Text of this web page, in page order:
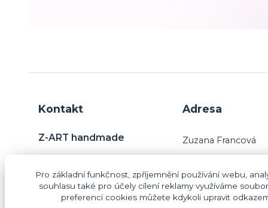
Adresa
Zuzana Francová
29445 Jabkenice
IČO: 87406187
Kontakt
Z-ART handmade
Zuzana Francová
Pro základní funkčnost, zpříjemnění používání webu,
souhlasu také pro účely cílení reklamy využíváme
preferencí cookies můžete kdykoli upravit